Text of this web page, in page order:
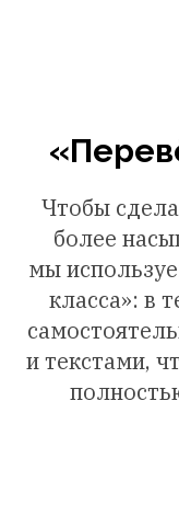
Чтобы
более
мы
класса»: в
и текстами,